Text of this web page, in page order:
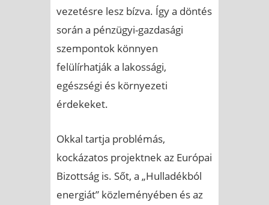
vezetésre lesz bízva. Így a döntés
során a pénzügyi-gazdasági
szempontok könnyen
felülírhatják a lakossági,
egészségi és környezeti
érdekeket.
Okkal tartja problémás,
kockázatos projektnek az Európai
Bizottság is. Sőt, a „Hulladékból
energiát” közleményében és az